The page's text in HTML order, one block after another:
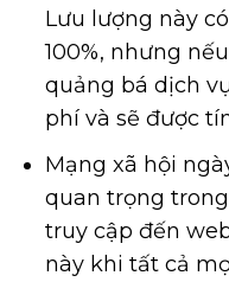
Lưu lượng này
100%, nhưng
quảng bá dịch
phí và sẽ được
Mạng xã hội
quan trọng
truy cập đến
này khi tất cả